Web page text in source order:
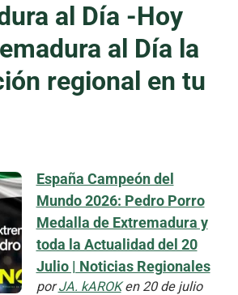
al Día -Hoy
al Día la
regional en tu
España Campeón del
Mundo 2026: Pedro Porro
Medalla de Extremadura y
toda la Actualidad del 20
Julio | Noticias Regionales
porJA. kAROKen 20 de julio